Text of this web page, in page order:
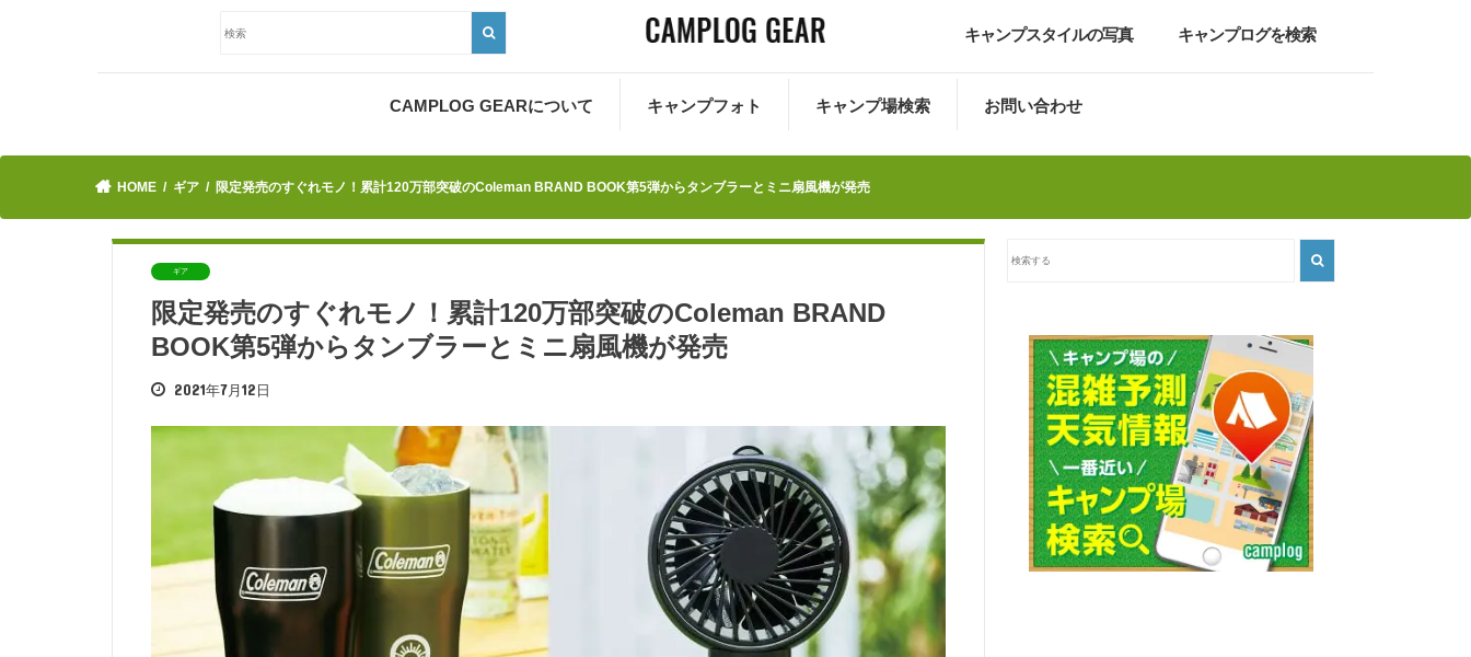
キャンプスタイルの写真 キャンプログを検索
CAMPLOG GEARについて キャンプフォト キャンプ場検索 お問い合わせ
HOME ギア 限定発売のすぐれモノ！累計120万部突破のColeman BRAND BOOK第5弾からタンブラーとミニ扇風機が発売
ギア
限定発売のすぐれモノ！累計120万部突破のColeman BRAND
BOOK第5弾からタンブラーとミニ扇風機が発売
2021年7月12日